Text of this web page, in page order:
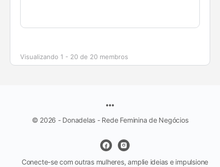
Visualizando 1 - 20 de 20 membros
© 2026 - Donadelas - Rede Feminina de Negócios
Conecte-se com outras mulheres, amplie ideias e impulsione